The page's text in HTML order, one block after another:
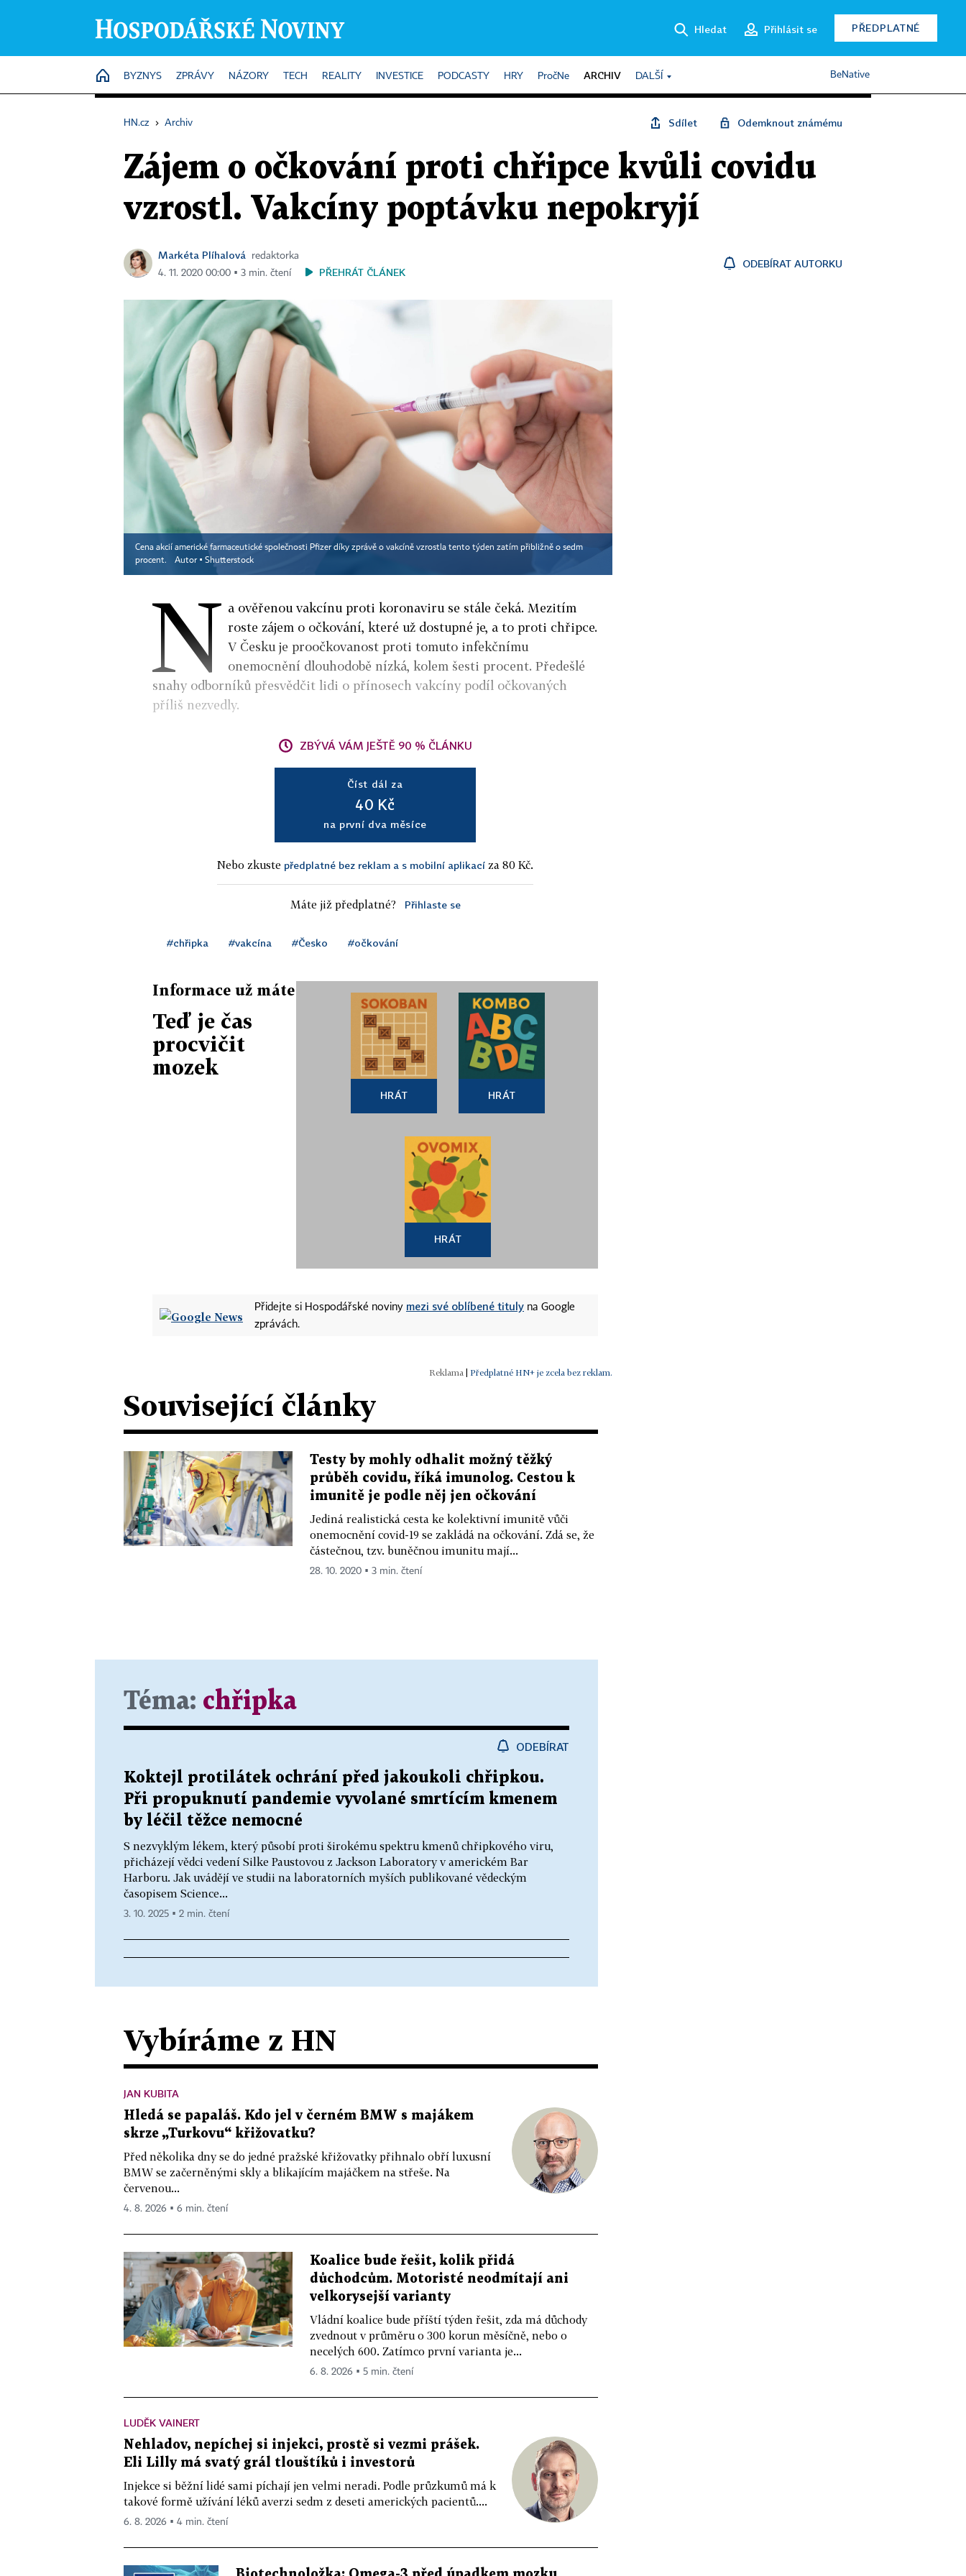
Hledat Přihlásit se PŘEDPLATNÉ
HOME
BYZNYS ZPRÁVY NÁZORY TECH REALITY INVESTICE PODCASTY HRY PročNe ARCHIV DALŠÍ BeNative
HN.cz › Archiv Sdílet Odemknout známému
Zájem o očkování proti chřipce kvůli covidu
vzrostl. Vakcíny poptávku nepokryjí
Markéta Plíhalová
redaktorka
4. 11. 2020 00:00 ▪ 3 min. čtení
PŘEHRÁT ČLÁNEK
ODEBÍRAT AUTORKU
Cena akcií americké farmaceutické společnosti Pfizer díky zprávě o vakcíně vzrostla tento týden zatím přibližně o sedm
procent.
Autor ▪ Shutterstock
N a ověřenou vakcínu proti koronaviru se stále čeká. Mezitím
roste zájem o očkování, které už dostupné je, a to proti chřipce.
V Česku je proočkovanost proti tomuto infekčnímu
onemocnění dlouhodobě nízká, kolem šesti procent. Předešlé
snahy odborníků přesvědčit lidi o přínosech vakcíny podíl očkovaných
příliš nezvedly.
ZBÝVÁ VÁM JEŠTĚ 90 % ČLÁNKU
Číst dál za
40 Kč
na první dva měsíce
Nebo zkuste předplatné bez reklam a s mobilní aplikací za 80 Kč.
Máte již předplatné? Přihlaste se
#chřipka #vakcína #Česko #očkování
Informace už máte
Teď je čas
procvičit
mozek
HRÁT HRÁT
HRÁT
Přidejte si Hospodářské noviny mezi své oblíbené tituly na Google
zprávách.
| Předplatné HN+ je zcela bez reklam.
Související články
Testy by mohly odhalit možný těžký
průběh covidu, říká imunolog. Cestou k
imunitě je podle něj jen očkování
Jediná realistická cesta ke kolektivní imunitě vůči
onemocnění covid-19 se zakládá na očkování. Zdá se, že
částečnou, tzv. buněčnou imunitu mají...
28. 10. 2020 ▪ 3 min. čtení
Téma: chřipka
ODEBÍRAT
Koktejl protilátek ochrání před jakoukoli chřipkou.
Při propuknutí pandemie vyvolané smrtícím kmenem
by léčil těžce nemocné
S nezvyklým lékem, který působí proti širokému spektru kmenů chřipkového viru,
přicházejí vědci vedení Silke Paustovou z Jackson Laboratory v americkém Bar
Harboru. Jak uvádějí ve studii na laboratorních myších publikované vědeckým
časopisem Science...
3. 10. 2025 ▪ 2 min. čtení
Vybíráme z HN
JAN KUBITA
Hledá se papaláš. Kdo jel v černém BMW s majákem
skrze „Turkovu“ křižovatku?
Před několika dny se do jedné pražské křižovatky přihnalo obří luxusní
BMW se začerněnými skly a blikajícím majáčkem na střeše. Na
červenou...
4. 8. 2026 ▪ 6 min. čtení
Koalice bude řešit, kolik přidá
důchodcům. Motoristé neodmítají ani
velkorysejší varianty
Vládní koalice bude příští týden řešit, zda má důchody
zvednout v průměru o 300 korun měsíčně, nebo o
necelých 600. Zatímco první varianta je...
6. 8. 2026 ▪ 5 min. čtení
LUDĚK VAINERT
Nehladov, nepíchej si injekci, prostě si vezmi prášek.
Eli Lilly má svatý grál tlouštíků i investorů
Injekce si běžní lidé sami píchají jen velmi neradi. Podle průzkumů má k
takové formě užívání léků averzi sedm z deseti amerických pacientů....
6. 8. 2026 ▪ 4 min. čtení